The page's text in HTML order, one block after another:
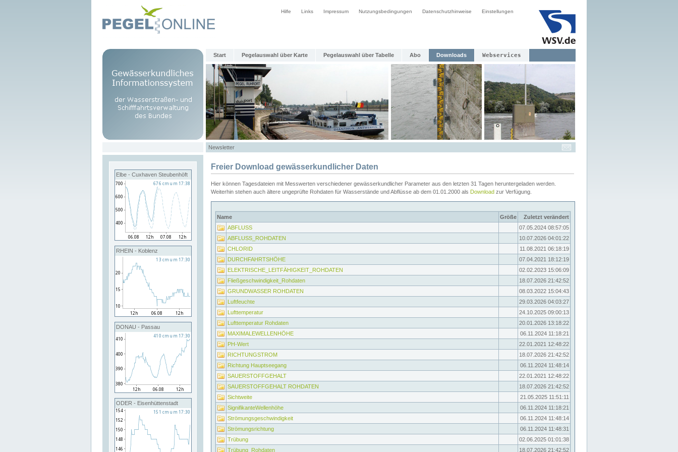
Hilfe Links Impressum Nutzungsbedingungen Datenschutzhinweise Einstellungen
Start Pegelauswahl über Karte Pegelauswahl über Tabelle Abo Downloads Webservices
Newsletter
Elbe - Cuxhaven Steubenhöft
RHEIN - Koblenz
DONAU - Passau
ODER - Eisenhüttenstadt
Freier Download gewässerkundlicher Daten
Hier können Tagesdateien mit Messwerten verschiedener gewässerkundlicher Parameter aus den letzten 31 Tagen heruntergeladen werden.
Weiterhin stehen auch ältere ungeprüfte Rohdaten für Wasserstände und Abflüsse ab dem 01.01.2000 als Download zur Verfügung.
Name Größe
Zuletzt verändert
ABFLUSS
07.05.2024 08:57:05
ABFLUSS_ROHDATEN
10.07.2026 04:01:22
CHLORID
11.08.2021 06:18:19
DURCHFAHRTSHÖHE
07.04.2021 18:12:19
ELEKTRISCHE_LEITFÄHIGKEIT_ROHDATEN
02.02.2023 15:06:09
Fließgeschwindigkeit_Rohdaten
18.07.2026 21:42:52
GRUNDWASSER ROHDATEN
08.03.2022 15:04:43
Luftfeuchte
29.03.2026 04:03:27
Lufttemperatur
24.10.2025 09:00:13
Lufttemperatur Rohdaten
20.01.2026 13:18:22
MAXIMALEWELLENHÖHE
06.11.2024 11:18:21
PH-Wert
22.01.2021 12:48:22
RICHTUNGSTROM
18.07.2026 21:42:52
Richtung Hauptseegang
06.11.2024 11:48:14
SAUERSTOFFGEHALT
22.01.2021 12:48:22
SAUERSTOFFGEHALT ROHDATEN
18.07.2026 21:42:52
Sichtweite
21.05.2025 11:51:11
SignifikanteWellenhöhe
06.11.2024 11:18:21
Strömungsgeschwindigkeit
06.11.2024 11:48:14
Strömungsrichtung
06.11.2024 11:48:31
Trübung
02.06.2025 01:01:38
Trübung_Rohdaten
18.07.2026 21:42:52